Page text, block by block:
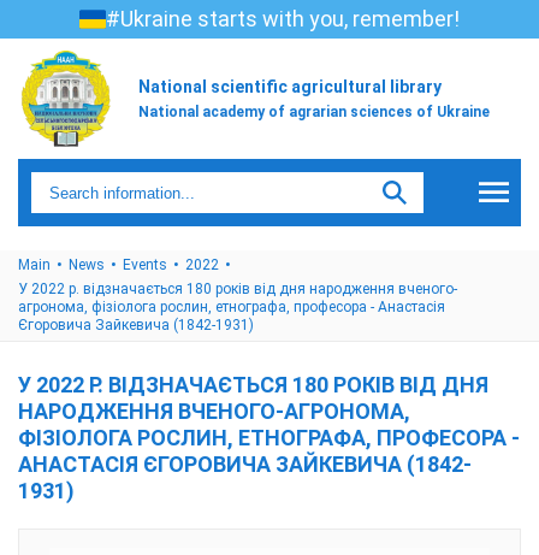
#Ukraine starts with you, remember!
National scientific agricultural library
National academy of agrarian sciences of Ukraine
Main News Events
2022
У 2022 р. відзначається 180 років від дня народження вченого-
агронома, фізіолога рослин, етнографа, професора - Анастасія
Єгоровича Зайкевича (1842-1931)
У 2022 Р. ВІДЗНАЧАЄТЬСЯ 180 РОКІВ ВІД ДНЯ
НАРОДЖЕННЯ ВЧЕНОГО-АГРОНОМА,
ФІЗІОЛОГА РОСЛИН, ЕТНОГРАФА, ПРОФЕСОРА -
АНАСТАСІЯ ЄГОРОВИЧА ЗАЙКЕВИЧА (1842-
1931)